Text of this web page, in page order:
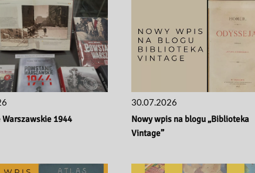
1944
30.07.2026
Nowy wpis na blogu „Biblioteka
Vintage”